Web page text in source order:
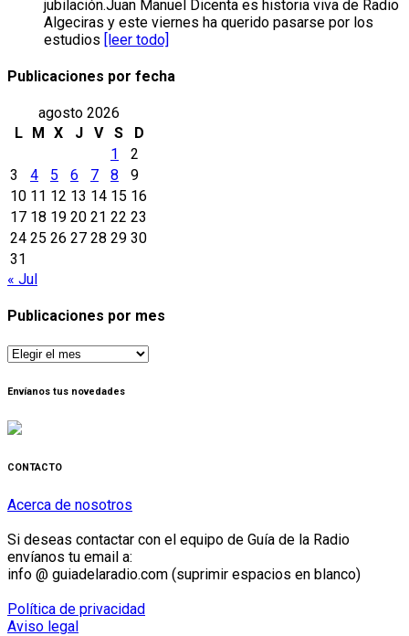
jubilación.Juan Manuel Dicenta es historia viva de Radio
Algeciras y este viernes ha querido pasarse por los
estudios [leer todo]
Publicaciones por fecha
agosto 2026
L
M X J V S
D
1
2
3
4 5 6 7 8
9
10 11 12 13 14 15 16
17 18 19 20 21 22 23
24 25 26 27 28 29 30
31
« Jul
Publicaciones por mes
Publicaciones
mes
Envíanos tus novedades
CONTACTO
Acerca de nosotros
Si deseas contactar con el equipo de Guía de la Radio
envíanos tu email a:
info @ guiadelaradio.com (suprimir espacios en blanco)
Política de privacidad
Aviso legal